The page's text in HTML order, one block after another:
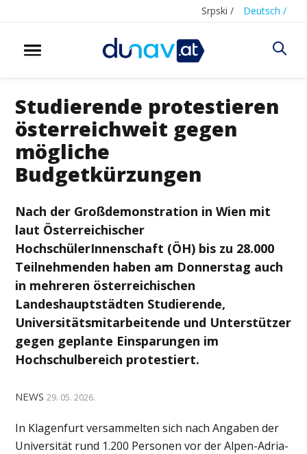
Srpski / Deutsch /
Studierende protestieren
österreichweit gegen
mögliche
Budgetkürzungen
Nach der Großdemonstration in Wien mit
laut Österreichischer
HochschülerInnenschaft (ÖH) bis zu 28.000
Teilnehmenden haben am Donnerstag auch
in mehreren österreichischen
Landeshauptstädten Studierende,
Universitätsmitarbeitende und Unterstützer
gegen geplante Einsparungen im
Hochschulbereich protestiert.
NEWS 29. 05. 2026.
In Klagenfurt versammelten sich nach Angaben der
Universität rund 1.200 Personen vor der Alpen-Adria-